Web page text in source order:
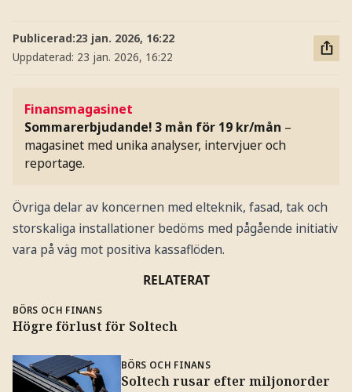
Publicerad:23 jan. 2026, 16:22
Uppdaterad: 23 jan. 2026, 16:22
Finansmagasinet
Sommarerbjudande! 3 mån för 19 kr/mån –
magasinet med unika analyser, intervjuer och
reportage.
Övriga delar av koncernen med elteknik, fasad, tak och
storskaliga installationer bedöms med pågående initiativ
vara på väg mot positiva kassaflöden.
RELATERAT
BÖRS OCH FINANS
Högre förlust för Soltech
BÖRS OCH FINANS
Soltech rusar efter miljonorder